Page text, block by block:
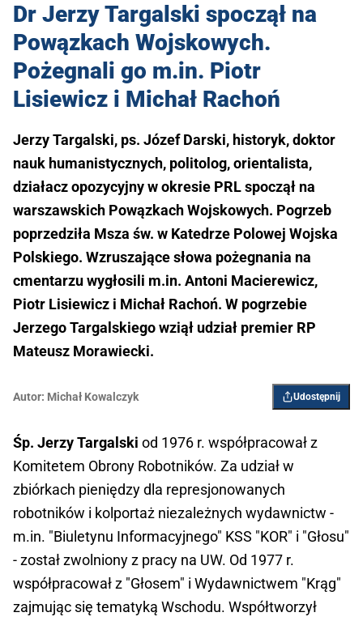
Dr Jerzy Targalski spoczął na
Powązkach Wojskowych.
Pożegnali go m.in. Piotr
Lisiewicz i Michał Rachoń
Jerzy Targalski, ps. Józef Darski, historyk, doktor
nauk humanistycznych, politolog, orientalista,
działacz opozycyjny w okresie PRL spoczął na
warszawskich Powązkach Wojskowych. Pogrzeb
poprzedziła Msza św. w Katedrze Polowej Wojska
Polskiego. Wzruszające słowa pożegnania na
cmentarzu wygłosili m.in. Antoni Macierewicz,
Piotr Lisiewicz i Michał Rachoń. W pogrzebie
Jerzego Targalskiego wziął udział premier RP
Mateusz Morawiecki.
Autor: Michał Kowalczyk Udostępnij
Śp. Jerzy Targalski od 1976 r. współpracował z
Komitetem Obrony Robotników. Za udział w
zbiórkach pieniędzy dla represjonowanych
robotników i kolportaż niezależnych wydawnictw -
m.in. "Biuletynu Informacyjnego" KSS "KOR" i "Głosu"
- został zwolniony z pracy na UW. Od 1977 r.
współpracował z "Głosem" i Wydawnictwem "Krąg"
zajmując się tematyką Wschodu. Współtworzył